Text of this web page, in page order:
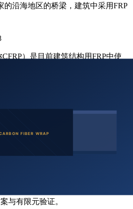
的沿海地区的桥梁，建筑中采用FRP
CFRP）是目前建筑结构用FRP中使
的沿海地区的桥梁，建筑中采用FRP
开始
与有限元验证。